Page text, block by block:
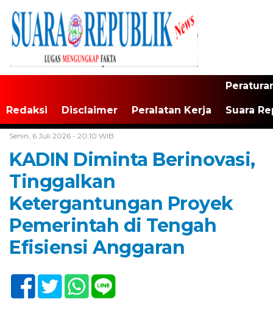
Redaksi Disclaimer Peralatan Kerja Suara
Senin, 6 Juli 2026 - 20:10 WIB
KADIN Diminta Berinovasi,
Tinggalkan
Ketergantungan Proyek
Pemerintah di Tengah
Efisiensi Anggaran